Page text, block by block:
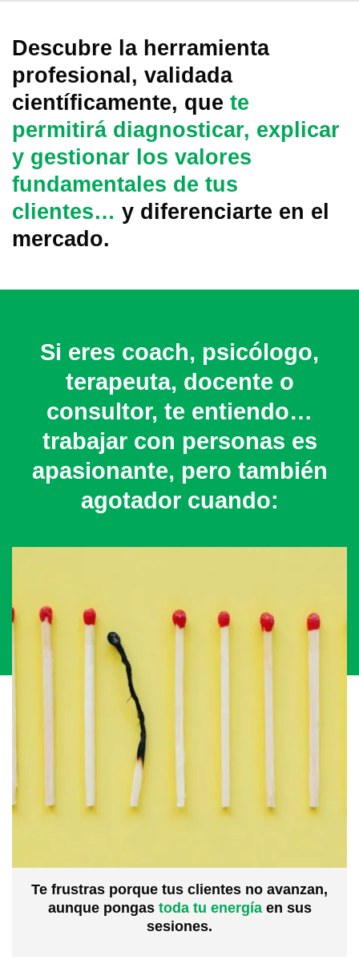
Descubre la herramienta
profesional, validada
científicamente, que te
permitirá diagnosticar, explicar
y gestionar los valores
fundamentales de tus
clientes… y diferenciarte en el
mercado.
Si eres coach, psicólogo,
terapeuta, docente o
consultor, te entiendo…
trabajar con personas es
apasionante, pero también
agotador cuando:
Te frustras porque tus clientes no avanzan,
aunque pongas toda tu energíaen sus
sesiones.